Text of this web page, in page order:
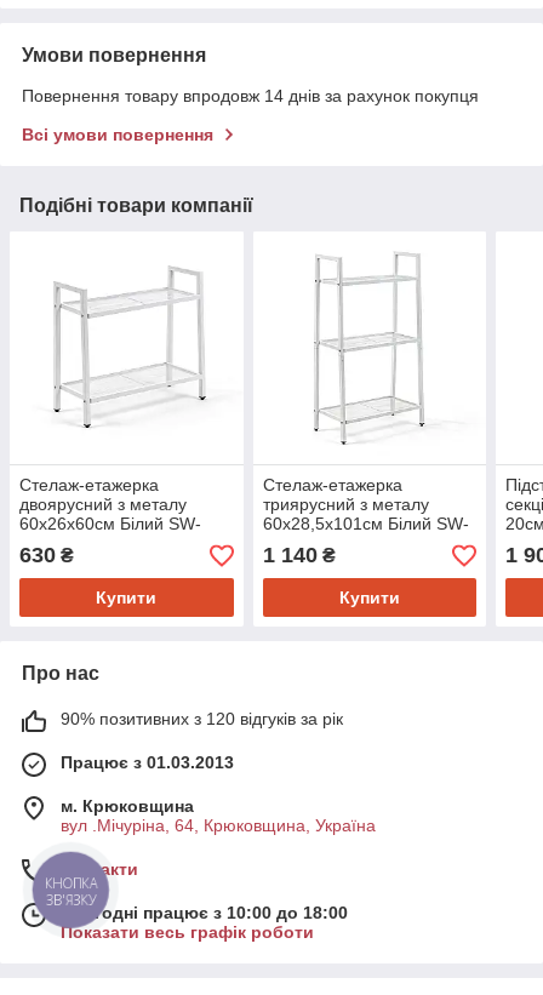
Умови повернення
Повернення товару впродовж 14 днів за рахунок покупця
Всі умови повернення
Подібні товари компанії
Стелаж-етажерка
двоярусний з металу
60х26х60см Білий SW-
00002102
630 ₴
Купити
Стелаж-етажерка
триярусний з металу
60х28,5х101см Білий SW-
00002103
1 140₴
Купити
1
Про нас
90% позитивних з 120 відгуків за рік
Працює з 01.03.2013
м. Крюковщина
вул .Мічуріна, 64, Крюковщина, Україна
Контакти
Сьогодні працює з 10:00 до 18:00
Показати весь графік роботи
КНОПКА
ЗВ'ЯЗКУ